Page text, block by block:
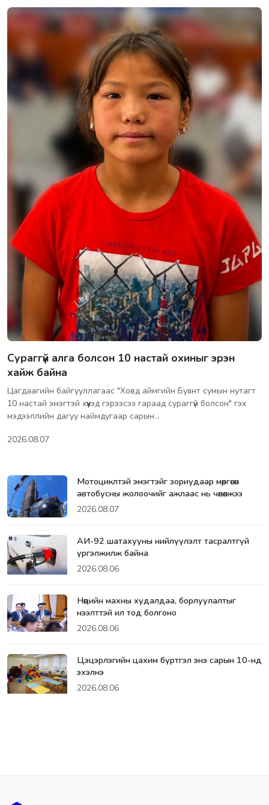
Сураггүй алга болсон 10 настай охиныг эрэн
хайж байна
Цагдаагийн байгууллагаас "Ховд аймгийн Буянт сумын нутагт
10 настай эмэгтэй хүүхэд гэрээсээ гараад сураггүй болсон" гэх
мэдээллийн дагуу наймдугаар сарын…
2026.08.07
Мотоциклтэй эмэгтэйг зориудаар мөргөсөн
автобусны жолоочийг ажлаас нь чөлөөлжээ
2026.08.07
АИ-92 шатахууны нийлүүлэлт тасралтгүй
үргэлжилж байна
2026.08.06
Нөөцийн махны худалдаа, борлуулалтыг
нээлттэй ил тод болгоно
2026.08.06
Цэцэрлэгийн цахим бүртгэл энэ сарын 10-нд
эхэлнэ
2026.08.06